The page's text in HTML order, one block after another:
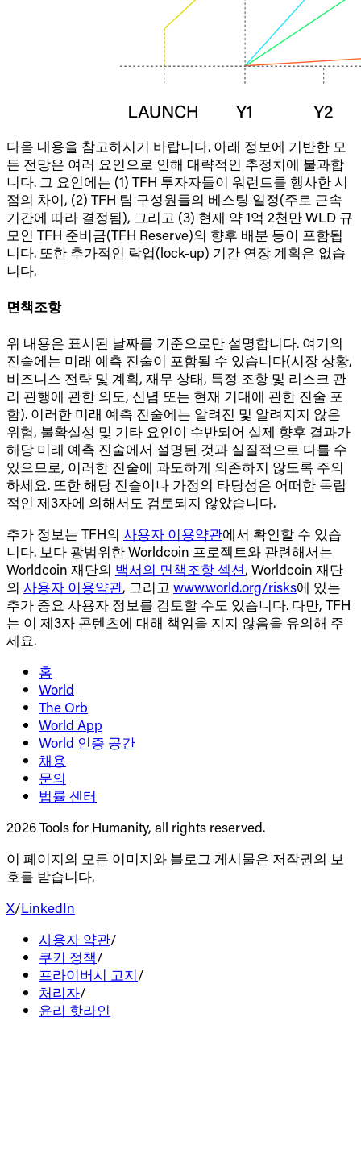
다음 내용을 참고하시기 바랍니다. 아래 정보에 기반한 모
든 전망은 여러 요인으로 인해 대략적인 추정치에 불과합
니다. 그 요인에는 (1) TFH 투자자들이 워런트를 행사한 시
점의 차이, (2) TFH 팀 구성원들의 베스팅 일정(주로 근속
기간에 따라 결정됨), 그리고 (3) 현재 약 1억 2천만 WLD 규
모인 TFH 준비금(TFH Reserve)의 향후 배분 등이 포함됩
니다. 또한 추가적인 락업(lock-up) 기간 연장 계획은 없습
니다.
면책조항
위 내용은 표시된 날짜를 기준으로만 설명합니다. 여기의
진술에는 미래 예측 진술이 포함될 수 있습니다(시장 상황,
비즈니스 전략 및 계획, 재무 상태, 특정 조항 및 리스크 관
리 관행에 관한 의도, 신념 또는 현재 기대에 관한 진술 포
함). 이러한 미래 예측 진술에는 알려진 및 알려지지 않은
위험, 불확실성 및 기타 요인이 수반되어 실제 향후 결과가
해당 미래 예측 진술에서 설명된 것과 실질적으로 다를 수
있으므로, 이러한 진술에 과도하게 의존하지 않도록 주의
하세요. 또한 해당 진술이나 가정의 타당성은 어떠한 독립
적인 제3자에 의해서도 검토되지 않았습니다.
추가 정보는 TFH의 사용자 이용약관에서 확인할 수 있습
니다. 보다 광범위한 Worldcoin 프로젝트와 관련해서는
Worldcoin 재단의 백서의 면책조항 섹션, Worldcoin 재단
의 사용자 이용약관, 그리고 www.world.org/risks에 있는
추가 중요 사용자 정보를 검토할 수도 있습니다. 다만, TFH
는 이 제3자 콘텐츠에 대해 책임을 지지 않음을 유의해 주
세요.
홈
World
The Orb
World App
World 인증 공간
채용
문의
법률 센터
2026 Tools for Humanity, all rights reserved.
이 페이지의 모든 이미지와 블로그 게시물은 저작권의 보
호를 받습니다.
X/LinkedIn
사용자 약관/
쿠키 정책/
프라이버시 고지/
처리자/
윤리 핫라인